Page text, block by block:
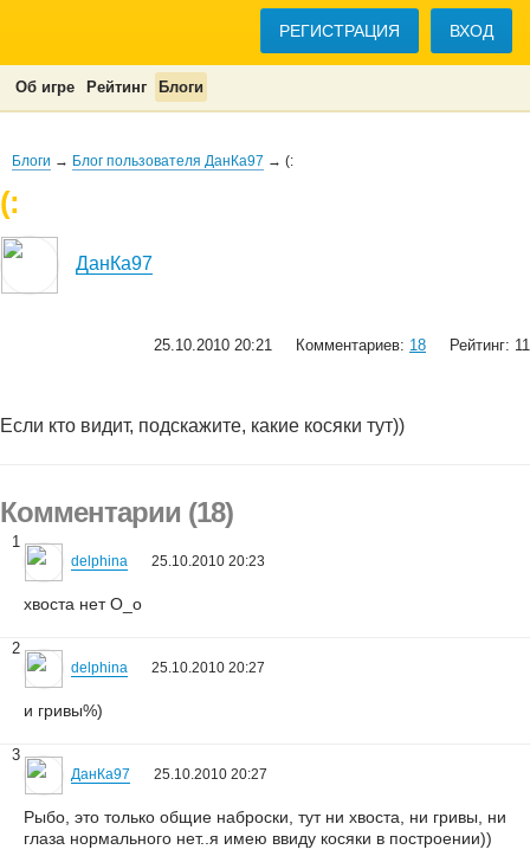
РЕГИСТРАЦИЯ ВХОД
Об игре Рейтинг Блоги
Блоги → Блог пользователя ДанКа97 → (:
(:
ДанКа97
25.10.2010 20:21 Комментариев: 18 Рейтинг: 11
Если кто видит, подскажите, какие косяки тут))
Комментарии (18)
1
delphina 25.10.2010 20:23
хвоста нет О_о
2
delphina 25.10.2010 20:27
и гривы%)
3
ДанКа97 25.10.2010 20:27
Рыбо, это только общие наброски, тут ни хвоста, ни гривы, ни
глаза нормального нет..я имею ввиду косяки в построении))